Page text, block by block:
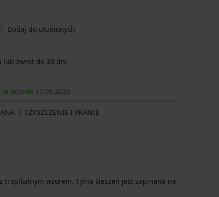
Dodaj do ulubionych
lub zwrot do 30 dni
w Wtorek 11.08.2026
CZYSZCZENIE I PRANIE
tropikalnym wzorem. Tylna kieszeń jest zapinana na